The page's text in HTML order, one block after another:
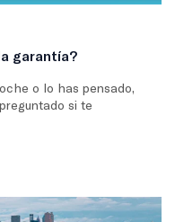
garantía?
o lo has pensado,
si te